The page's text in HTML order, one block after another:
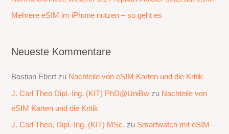
Mehrere eSIM im iPhone nutzen – so geht es
Neueste Kommentare
Bastian Ebert zu Nachteile von eSIM Karten und die Kritik
J. Carl Theo Dipl.-Ing. (KIT) PhD@UniBw zu Nachteile von
eSIM Karten und die Kritik
J. Carl Theo, Dipl.-Ing. (KIT) MSc, zu Smartwatch mit eSIM –